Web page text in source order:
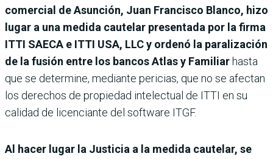
comercial de Asunción, Juan Francisco Blanco, hizo
lugar a una medida cautelar presentada por la firma
ITTI SAECA e ITTI USA, LLC y ordenó la paralización
de la fusión entre los bancos Atlas y Familiarhasta
que se determine, mediante pericias, que no se afectan
los derechos de propiedad intelectual de ITTI en su
calidad de licenciante del software ITGF.
Al hacer lugar la Justicia a la medida cautelar, se